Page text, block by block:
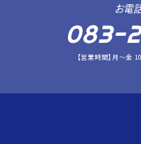
お電
083-
【営業時間】月～金